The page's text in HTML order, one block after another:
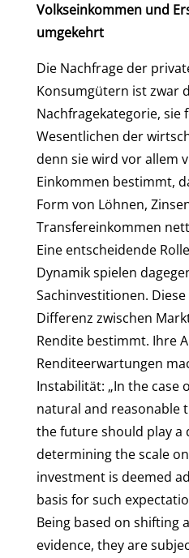
Volkseinkommen und
umgekehrt
Die Nachfrage der
Konsumgütern ist zwar
Nachfragekategorie, sie
Wesentlichen der
denn sie wird vor allem
Einkommen bestimmt,
Form von Löhnen,
Transfereinkommen
Eine entscheidende
Dynamik spielen
Sachinvestitionen.
Differenz zwischen
Rendite bestimmt. Ihre
Renditeerwartungen
Instabilität: „In the case
natural and reasonable
the future should play a
determining the scale
investment is deemed
basis for such
Being based on shifting
evidence, they are